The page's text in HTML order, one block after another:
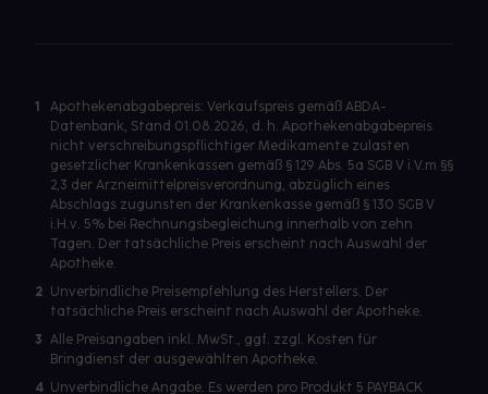
1
Apothekenabgabepreis: Verkaufspreis gemäß ABDA-
Datenbank, Stand 01.08.2026, d. h. Apothekenabgabepreis
nicht verschreibungspflichtiger Medikamente zulasten
gesetzlicher Krankenkassen gemäß § 129 Abs. 5a SGB V i.V.m §§
2,3 der Arzneimittelpreisverordnung, abzüglich eines
Abschlags zugunsten der Krankenkasse gemäß § 130 SGB V
i.H.v. 5% bei Rechnungsbegleichung innerhalb von zehn
Tagen. Der tatsächliche Preis erscheint nach Auswahl der
Apotheke.
2 Unverbindliche Preisempfehlung des Herstellers. Der
tatsächliche Preis erscheint nach Auswahl der Apotheke.
3 Alle Preisangaben inkl. MwSt., ggf. zzgl. Kosten für
Bringdienst der ausgewählten Apotheke.
4 Unverbindliche Angabe. Es werden pro Produkt 5 PAYBACK